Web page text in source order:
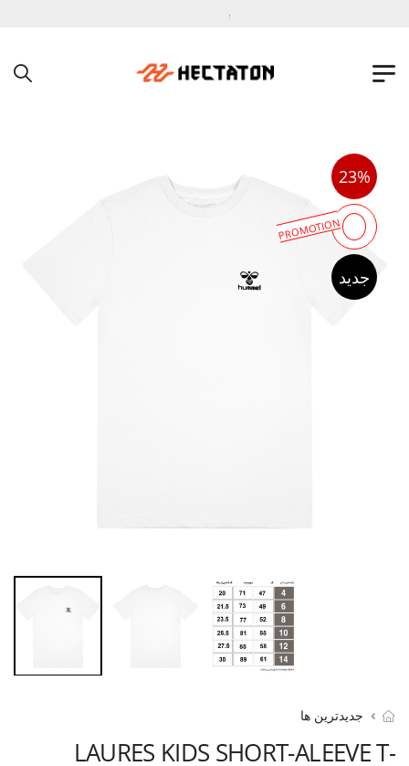
به فروشگاه اینترنتی هکتاتون خوش آمدید !
23%
PROMOTION
جدید
جدیدترین ها
LAURES KIDS SHORT-ALEEVE T-